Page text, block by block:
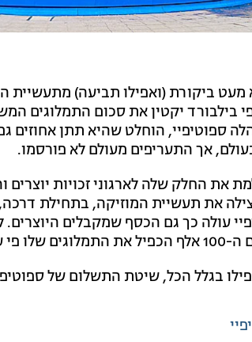
מעט ביקורת (ואפילו תביעה) מתעשיית
ספוטיפיי, הוחלט שהיא תתן אחוזים גם
אך התעריפים מעולם לא פורסמו.
את החלק שלה לארגוני זכויות יוצרים
עולה כך גם הכסף שמקבלים היוצרים.
פי עשר.
בגלל הכל, שיטת התשלום של